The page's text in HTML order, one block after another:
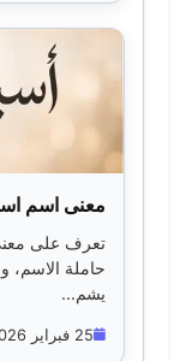
معنى اسم
تعرف على
حاملة الاسم،
يشم...
25 فبراير 2026